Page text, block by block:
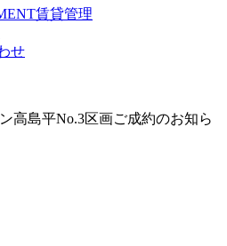
賃貸管理
せ
高島平No.3区画ご成約のお知ら